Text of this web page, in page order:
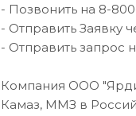
- Позвонить на 8-
- Отправить Заявку
- Отправить запрос
Компания ООО
Камаз, ММЗ в